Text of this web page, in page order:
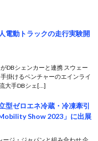
電動トラックの走行実験開
DBシェンカーと連携 スウェー
掛けるベンチャーのエインライ
大手DBシェ[…]
型ゼロエネ冷蔵・冷凍牽引
Show 2023」に出展